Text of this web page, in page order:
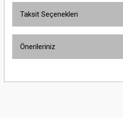
Taksit Seçenekleri
Önerileriniz
yetersiz gördüğünüz noktaları öneri